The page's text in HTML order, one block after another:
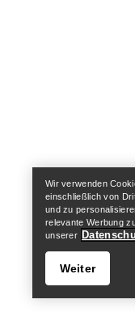
Wir verwenden
einschließlich von
und zu
relevante Werbung
unserer
Weiter